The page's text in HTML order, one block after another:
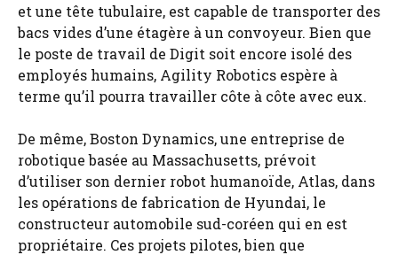
et une tête tubulaire, est capable de transporter des
bacs vides d’une étagère à un convoyeur. Bien que
le poste de travail de Digit soit encore isolé des
employés humains, Agility Robotics espère à
terme qu’il pourra travailler côte à côte avec eux.
De même, Boston Dynamics, une entreprise de
robotique basée au Massachusetts, prévoit
d’utiliser son dernier robot humanoïde, Atlas, dans
les opérations de fabrication de Hyundai, le
constructeur automobile sud-coréen qui en est
propriétaire. Ces projets pilotes, bien que